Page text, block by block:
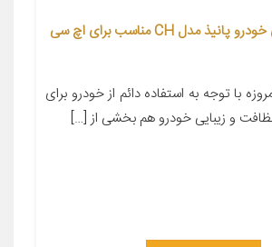
کفپوش سه بعدی خودرو پانیذ مدل CH مناسب برای اچ سی
با توجه به استفاده دائم از خودرو برای
و زیبایی خودرو هم بخشی از […]